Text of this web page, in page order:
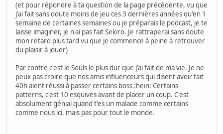
(et pour répondre à ta question de la page précédente, vu que
j'ai fait sans doute moins de jeu ces 3 dernières années qu'en 1
semaine de certaines semaines ou je préparais le podcast, je te
laisse imaginer, je n'ai pas fait Sekiro. Je rattraperai sans doute
mon retard plus tard vu que je commence à peine à retrouver
du plaisir à jouer)
Par contre c'est le Souls le plus dur que j'ai fait de ma vie. Je ne
peux pas croire que nos amis influenceurs qui disent avoir fait
40h aient réussi à passer certains boss :hein: Certains
patterns, c'est 10 esquives avant de placer un coup. C'est
absolument génial quand t'es un malade comme certains
comme nous ici, mais pas pour tout le monde.